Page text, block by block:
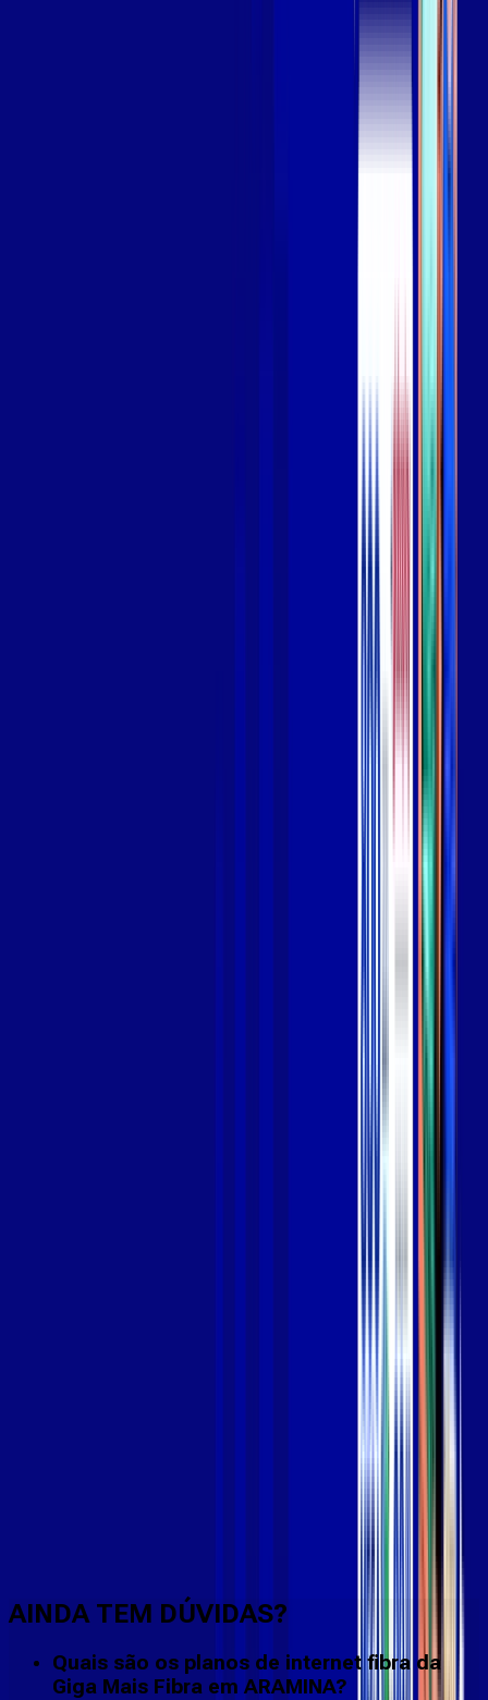
AINDA TEM DÚVIDAS?
Quais são os planos de internet fibra da
Giga Mais Fibra em ARAMINA?